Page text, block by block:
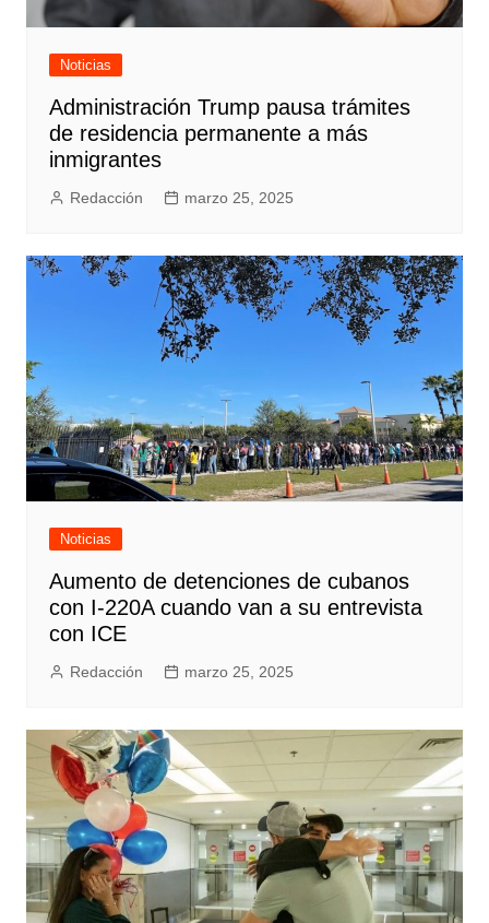
Noticias
Administración Trump pausa trámites
de residencia permanente a más
inmigrantes
Redacción marzo 25, 2025
Noticias
Aumento de detenciones de cubanos
con I-220A cuando van a su entrevista
con ICE
Redacción marzo 25, 2025